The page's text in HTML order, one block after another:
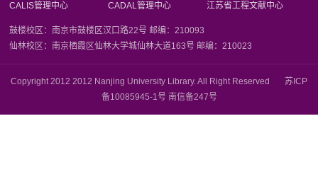
CALIS管理中心 CADAL管理中心 江苏省工程文献中心
鼓楼校区：南京市鼓楼区汉口路22号 邮编：210093
仙林校区：南京栖霞区仙林大学城仙林大道163号 邮编：210023
Copyright 2012 2012 Nanjing University Library. All Right Reserved 苏ICP
备10085945-1号 南信备247号